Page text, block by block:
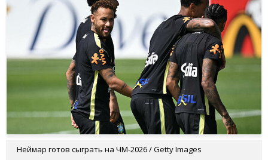
Неймар готов сыграть на ЧМ-2026 / Getty Images